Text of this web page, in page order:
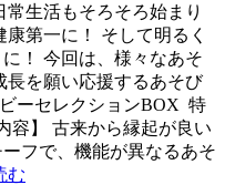
生活もそろそろ始まり
第一に！ そして明るく
！ 今回は、様々なあそ
長を願い応援するあそび
ーセレクションBOX 特
】 古来から縁起が良い
フで、機能が異なるあそ
む